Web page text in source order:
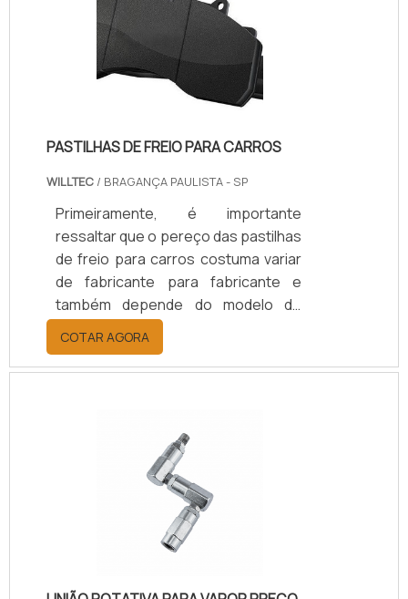
componenteUm dos principais
benefícios arruela de vedação
proporciona quando é instalada em
conexões de distribuição é sua
PASTILHAS DE FREIO PARA CARROS
WILLTEC / BRAGANÇA PAULISTA - SP
Primeiramente, é importante
ressaltar que o pereço das pastilhas
de freio para carros costuma variar
de fabricante para fabricante e
também depende do modelo do
veículo. No entanto, como é um tipo
de produto fundamental para os
veículos, forte e com vida útil longa
investimento.Antes de procurar um
fabricante de pastilhas de freio é
necessário saber se o local segue
um rigoroso controle de qualidade
para fabricar as peças, pois isso
COTAR AGORA